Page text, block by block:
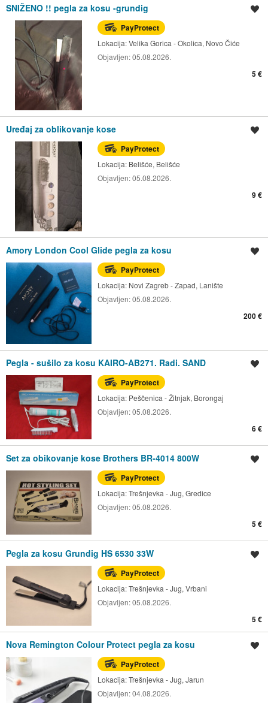
SNIŽENO !! pegla za kosu -grundig
PayProtect
Lokacija:Velika Gorica - Okolica, Novo Čiće
Objavljen:05.08.2026.
5 €
Uređaj za oblikovanje kose
PayProtect
Lokacija: Belišće, Belišće
Objavljen:05.08.2026.
9 €
Amory London Cool Glide pegla za kosu
PayProtect
Lokacija: Novi Zagreb - Zapad, Lanište
Objavljen:05.08.2026.
200 €
Pegla - sušilo za kosu KAIRO-AB271. Radi. SAND
PayProtect
Lokacija: Peščenica - Žitnjak, Borongaj
Objavljen:05.08.2026.
6 €
Set za obikovanje kose Brothers BR-4014 800W
PayProtect
Lokacija:Trešnjevka - Jug, Gredice
Objavljen:05.08.2026.
5 €
Pegla za kosu Grundig HS 6530 33W
PayProtect
Lokacija:Trešnjevka - Jug, Vrbani
Objavljen:05.08.2026.
5 €
Nova Remington Colour Protect pegla za kosu
PayProtect
Lokacija:Trešnjevka - Jug, Jarun
Objavljen:04.08.2026.